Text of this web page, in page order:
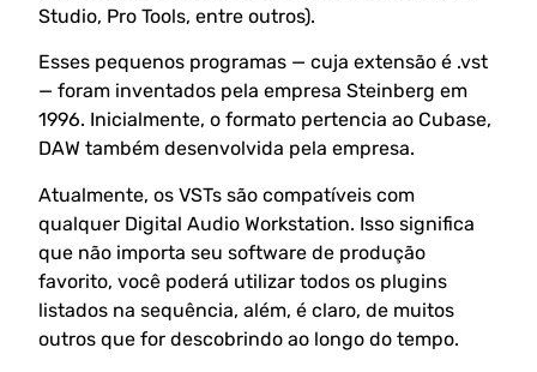
Studio, Pro Tools, entre outros).
Esses pequenos programas — cuja extensão é .vst
— foram inventados pela empresa Steinberg em
1996. Inicialmente, o formato pertencia ao Cubase,
DAW também desenvolvida pela empresa.
Atualmente, os VSTs são compatíveis com
qualquer Digital Audio Workstation. Isso significa
que não importa seu software de produção
favorito, você poderá utilizar todos os plugins
listados na sequência, além, é claro, de muitos
outros que for descobrindo ao longo do tempo.